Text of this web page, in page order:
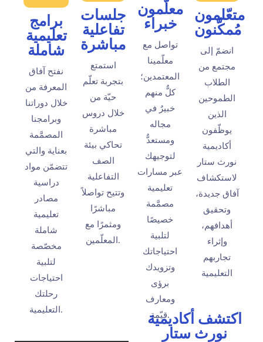
برامج
تعليمية
شاملة
نفتح آفاق
المعرفة من
خلال دوراتنا
وبرامجنا
المصمَّمة
بعناية والتي
تتضمّن مواد
دراسية
مصادر
تعليمية
شاملة
مخصّصة
لتلبية
احتياجات
رحلتك
التعليمية.
جلسات
تفاعلية
مباشرة
استمتع
بتجربة تعلّم
حيّة من
خلال دروس
مباشرة
تحاكي بيئة
الصف
التفاعلية
وتتيح تواصلاً
مباشرًا
ومثمرًا مع
المعلّمين.
معلّمون
خبراء
تواصل مع
معلّمينا
المعتمدين؛
كلٌّ منهم
خبيرٌ في
مجاله
ومستعدٌّ
لتوجيهك
عبر مسارات
تعليمية
مصمَّمة
خصيصًا
لتلبية
احتياجاتك
وتزويدك
برؤى
ومعارف
قيّمة.
متعّلمون
مُمكَّنون
انضمّ إلى
مجتمع من
الطلاب
الطموحين
الذين
يوظّفون
أكاديمية
نورث ستار
لاستكشاف
آفاق جديدة،
وتحقيق
أهدافهم،
وإثراء
تجاربهم
التعليمية
اكتشف أكاديمية
نورث ستار